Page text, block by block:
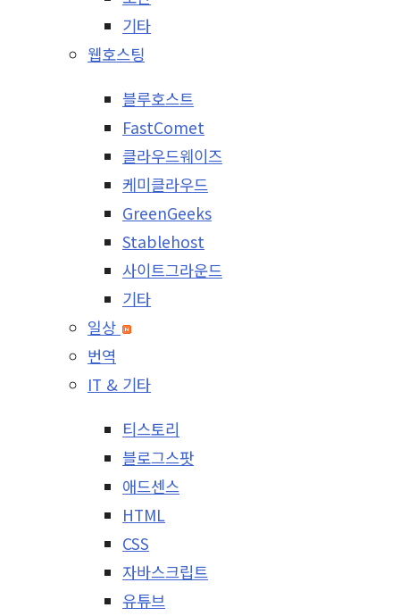
기타
웹호스팅
블루호스트
FastComet
클라우드웨이즈
케미클라우드
GreenGeeks
Stablehost
사이트그라운드
기타
일상
번역
IT & 기타
티스토리
블로그스팟
애드센스
HTML
CSS
자바스크립트
유튜브